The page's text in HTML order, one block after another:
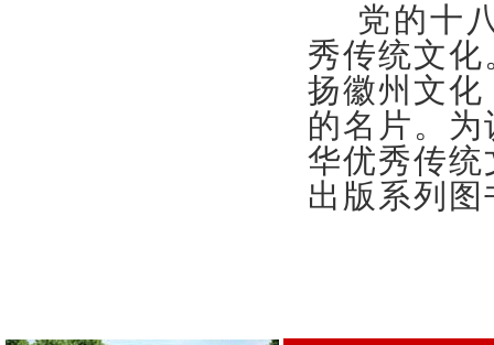
党的十八
秀传统文
扬徽州文
的名片。
华优秀传
出版系列